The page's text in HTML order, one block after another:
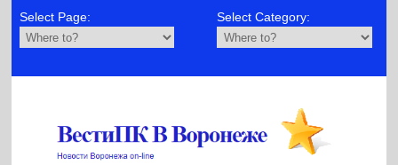
Select Page: Select Category: